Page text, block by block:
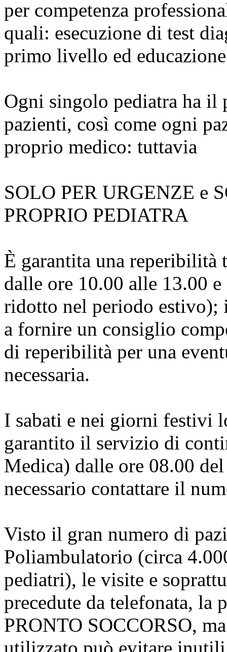
per competenza
quali: esecuzione di test
primo livello ed
Ogni singolo pediatra ha il
pazienti, così come ogni
proprio medico: tuttavia
SOLO PER URGENZE e
PROPRIO PEDIATRA
È garantita una reperibilità
dalle ore 10.00 alle 13.00
ridotto nel periodo estivo);
a fornire un consiglio
di reperibilità per una
necessaria.
I sabati e nei giorni festivi
garantito il servizio di
Medica) dalle ore 08.00
necessario contattare il
Visto il gran numero di
Poliambulatorio (circa
pediatri), le visite e
precedute da telefonata,
PRONTO SOCCORSO,